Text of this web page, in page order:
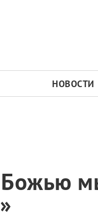
НОВОСТИ